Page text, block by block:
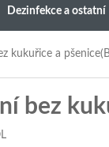
Dezinfekce a ostatní
kukuřice a
bez